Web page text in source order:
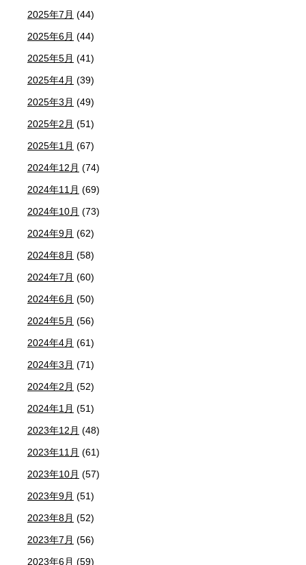
2025年7月 (44)
2025年6月 (44)
2025年5月 (41)
2025年4月 (39)
2025年3月 (49)
2025年2月 (51)
2025年1月 (67)
2024年12月 (74)
2024年11月 (69)
2024年10月 (73)
2024年9月 (62)
2024年8月 (58)
2024年7月 (60)
2024年6月 (50)
2024年5月 (56)
2024年4月 (61)
2024年3月 (71)
2024年2月 (52)
2024年1月 (51)
2023年12月 (48)
2023年11月 (61)
2023年10月 (57)
2023年9月 (51)
2023年8月 (52)
2023年7月 (56)
2023年6月 (59)